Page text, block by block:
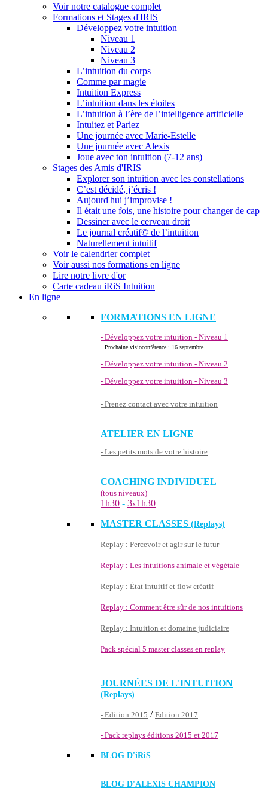
Voir notre catalogue complet
Formations et Stages d'IRIS
Développez votre intuition
Niveau 1
Niveau 2
Niveau 3
L’intuition du corps
Comme par magie
Intuition Express
L’intuition dans les étoiles
L’intuition à l’ère de l’intelligence artificielle
Intuitez et Pariez
Une journée avec Marie-Estelle
Une journée avec Alexis
Joue avec ton intuition (7-12 ans)
Stages des Amis d'IRIS
Explorer son intuition avec les constellations
C’est décidé, j’écris !
Aujourd'hui j’improvise !
Il était une fois, une histoire pour changer de cap
Dessiner avec le cerveau droit
Le journal créatif© de l’intuition
Naturellement intuitif
Voir le calendrier complet
Voir aussi nos formations en ligne
Lire notre livre d'or
Carte cadeau iRiS Intuition
En ligne
FORMATIONS EN LIGNE
- Développez votre intuition - Niveau 1
Prochaine visioconférence : 16 septembre
- Développez votre intuition - Niveau 2
- Développez votre intuition - Niveau 3
- Prenez contact avec votre intuition
ATELIER EN LIGNE
- Les petits mots de votre histoire
COACHING INDIVIDUEL
(tous niveaux)
1h30 - 3x1h30
MASTER CLASSES (Replays)
Replay : Percevoir et agir sur le futur
Replay : Les intuitions animale et végétale
Replay : État intuitif et flow créatif
Replay : Comment être sûr de nos intuitions
Replay : Intuition et domaine judiciaire
Pack spécial 5 master classes en replay
JOURNÉES DE L'INTUITION
(Replays)
- Edition 2015 / Edition 2017
- Pack replays éditions 2015 et 2017
BLOG D'iRiS
BLOG D'ALEXIS CHAMPION